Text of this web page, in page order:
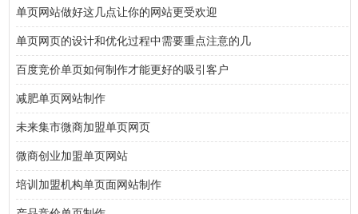
单页网站做好这几点让你的网站更受欢迎
单页网页的设计和优化过程中需要重点注意的几
百度竞价单页如何制作才能更好的吸引客户
减肥单页网站制作
未来集市微商加盟单页网页
微商创业加盟单页网站
培训加盟机构单页面网站制作